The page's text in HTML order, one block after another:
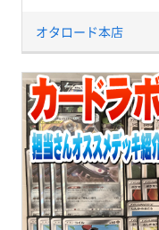
オタロード本店